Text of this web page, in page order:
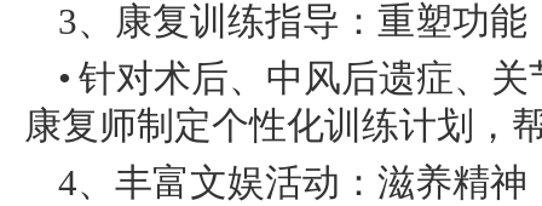
3、康复训练指导：重塑功能
• 针对术后、中风后遗症、
康复师制定个性化训练计划，
4、丰富文娱活动：滋养精神